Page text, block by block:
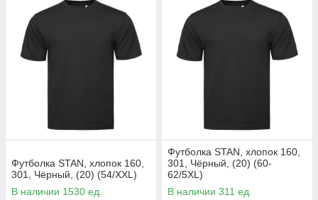
Футболка STAN, хлопок 160,
301, Чёрный, (20) (54/XXL)
В наличии 1530 ед.
Футболка STAN, хлопок 160,
301, Чёрный, (20) (60-
62/5XL)
В наличии 311 ед.